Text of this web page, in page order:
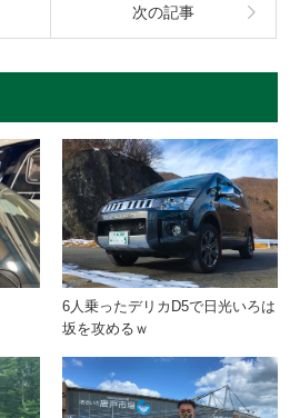
次の記事
6人乗ったデリカD5で日光いろは
坂を攻めるｗ